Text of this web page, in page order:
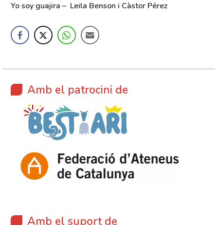
Yo soy guajira – Leila Benson i Càstor Pérez
Amb el patrocini de
Amb el suport de